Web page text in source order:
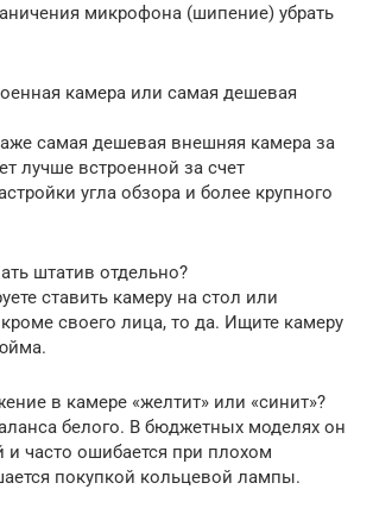
микрофона (шипение) убрать
камера или самая дешевая
самая дешевая внешняя камера за
лучше встроенной за счет
угла обзора и более крупного
штатив отдельно?
ставить камеру на стол или
своего лица, то да. Ищите камеру
в камере «желтит» или «синит»?
белого. В бюджетных моделях он
и часто ошибается при плохом
покупкой кольцевой лампы.